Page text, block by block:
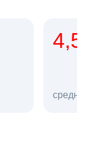
4,5
средняя